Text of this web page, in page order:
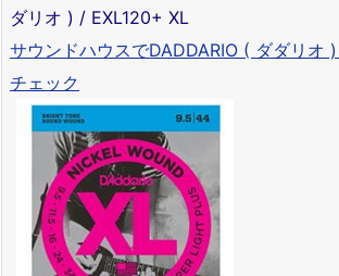
ダリオ ) / EXL120+ XL
サウンドハウスでDADDARIO ( ダダリオ
チェック